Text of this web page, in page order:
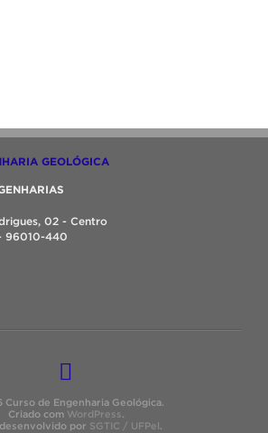
GEOLÓGICA
02 - Centro
96010-440
Curso de Engenharia Geológica.
Criado com WordPress.
desenvolvido por SGTIC / UFPel.